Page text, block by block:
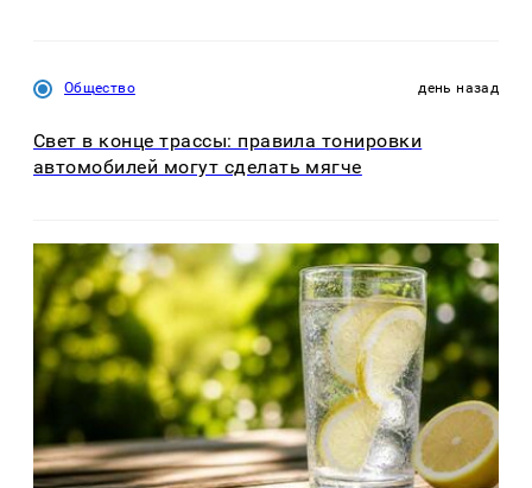
Общество день назад
Свет в конце трассы: правила тонировки
автомобилей могут сделать мягче